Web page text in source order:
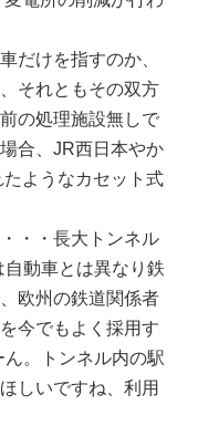
だけを指すのか、
それともその双方
の処理施設無しで
合、JR西日本やか
ようなカセット式
・・長大トンネル
動車とは異なり鉄
欧州の鉄道関係者
今でもよく採用す
。トンネル内の駅
しいですね、利用